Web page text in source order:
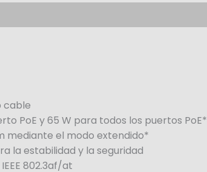
cable
PoE y 65 W para todos los puertos PoE*
mediante el modo extendido*
la estabilidad y la seguridad
802.3af/at